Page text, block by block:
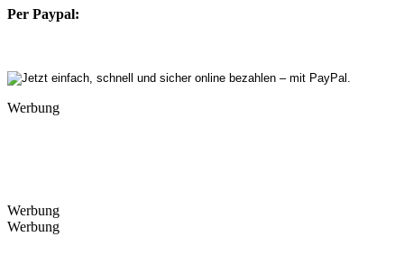
Per Paypal:
Werbung
Werbung
Werbung